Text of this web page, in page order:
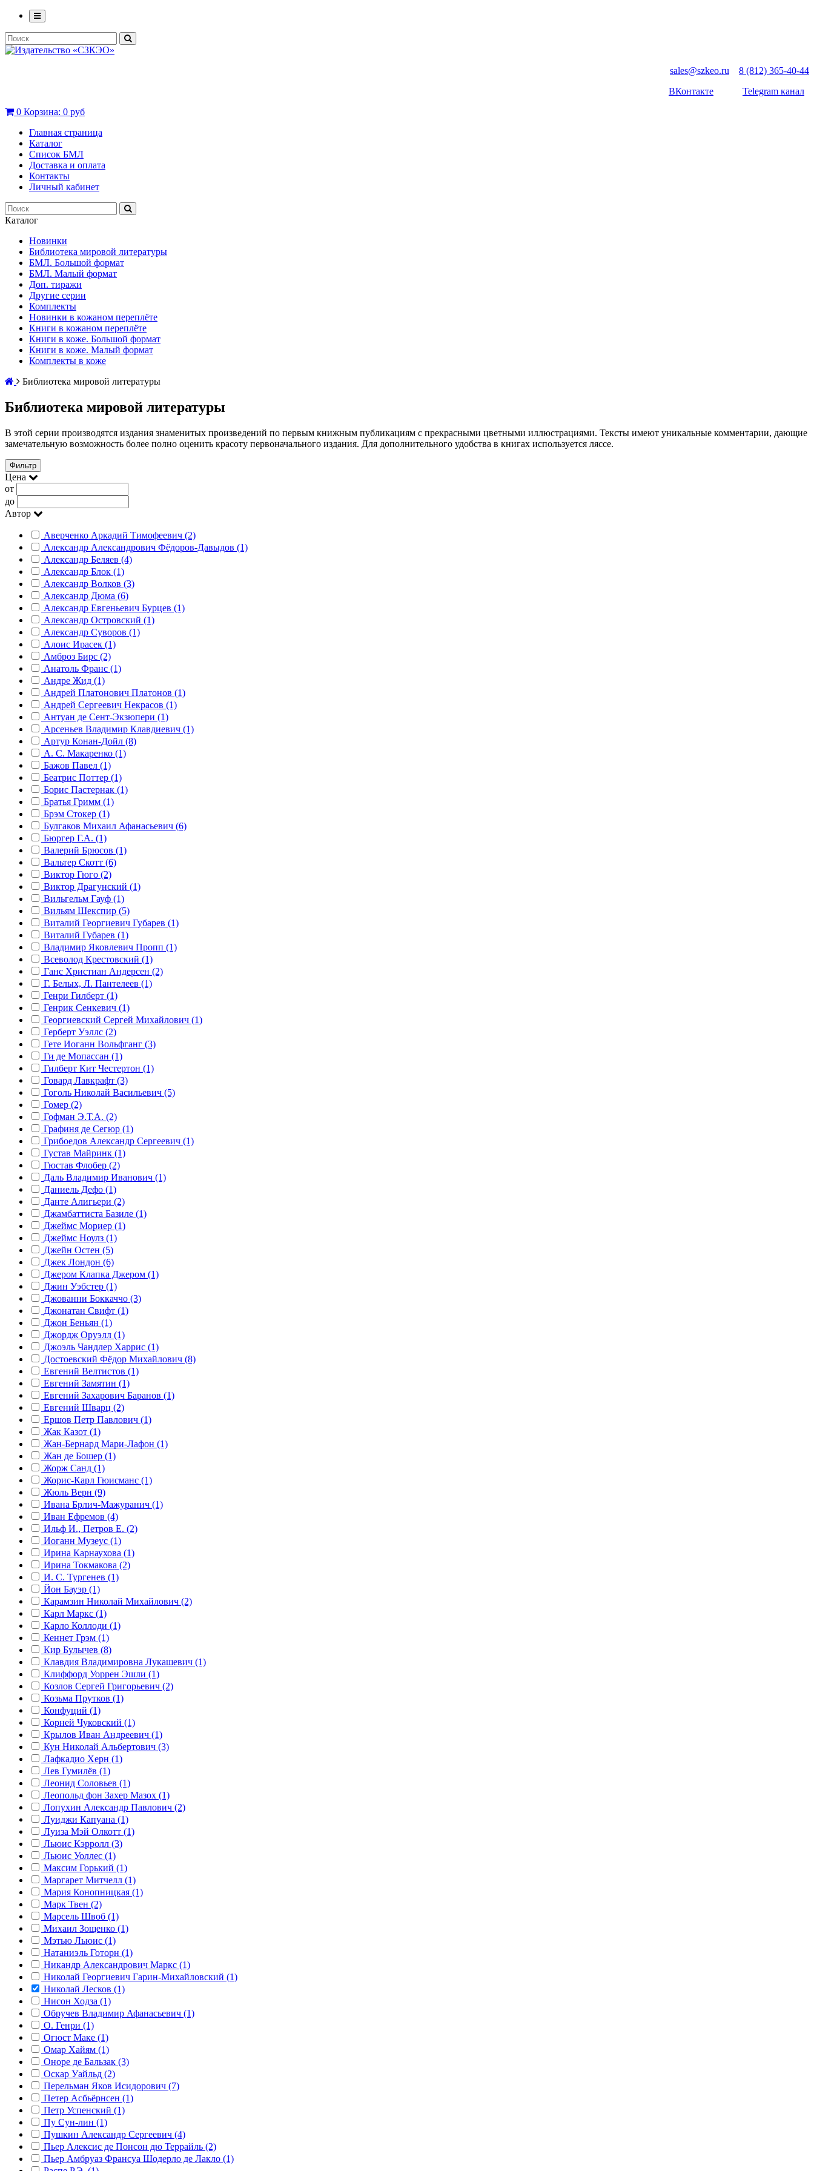
sales@szkeo.ru
8 (812) 365-40-44
ВКонтакте
Telegram канал
0 Корзина: 0 руб
Главная страница
Каталог
Список БМЛ
Доставка и оплата
Контакты
Личный кабинет
Каталог
Новинки
Библиотека мировой литературы
БМЛ. Большой формат
БМЛ. Малый формат
Доп. тиражи
Другие серии
Комплекты
Новинки в кожаном переплёте
Книги в кожаном переплёте
Книги в коже. Большой формат
Книги в коже. Малый формат
Комплекты в коже
Библиотека мировой литературы
Библиотека мировой литературы
В этой серии производятся издания знаменитых произведений по первым книжным публикациям с прекрасными цветными иллюстрациями. Тексты имеют уникальные комментарии, дающие
замечательную возможность более полно оценить красоту первоначального издания. Для дополнительного удобства в книгах используется ляссе.
Фильтр
Цена
от
до
Автор
Аверченко Аркадий Тимофеевич (2)
Александр Александрович Фёдоров-Давыдов (1)
Александр Беляев (4)
Александр Блок (1)
Александр Волков (3)
Александр Дюма (6)
Александр Евгеньевич Бурцев (1)
Александр Островский (1)
Александр Суворов (1)
Алоис Ирасек (1)
Амброз Бирс (2)
Анатоль Франс (1)
Андре Жид (1)
Андрей Платонович Платонов (1)
Андрей Сергеевич Некрасов (1)
Антуан де Сент-Экзюпери (1)
Арсеньев Владимир Клавдиевич (1)
Артур Конан-Дойл (8)
А. С. Макаренко (1)
Бажов Павел (1)
Беатрис Поттер (1)
Борис Пастернак (1)
Братья Гримм (1)
Брэм Стокер (1)
Булгаков Михаил Афанасьевич (6)
Бюргер Г.А. (1)
Валерий Брюсов (1)
Вальтер Скотт (6)
Виктор Гюго (2)
Виктор Драгунский (1)
Вильгельм Гауф (1)
Вильям Шекспир (5)
Виталий Георгиевич Губарев (1)
Виталий Губарев (1)
Владимир Яковлевич Пропп (1)
Всеволод Крестовский (1)
Ганс Христиан Андерсен (2)
Г. Белых, Л. Пантелеев (1)
Генри Гилберт (1)
Генрик Сенкевич (1)
Георгиевский Сергей Михайлович (1)
Герберт Уэллс (2)
Гете Иоганн Вольфганг (3)
Ги де Мопассан (1)
Гилберт Кит Честертон (1)
Говард Лавкрафт (3)
Гоголь Николай Васильевич (5)
Гомер (2)
Гофман Э.Т.А. (2)
Графиня де Сегюр (1)
Грибоедов Александр Сергеевич (1)
Густав Майринк (1)
Гюстав Флобер (2)
Даль Владимир Иванович (1)
Даниель Дефо (1)
Данте Алигьери (2)
Джамбаттиста Базиле (1)
Джеймс Мориер (1)
Джеймс Ноулз (1)
Джейн Остен (5)
Джек Лондон (6)
Джером Клапка Джером (1)
Джин Уэбстер (1)
Джованни Боккаччо (3)
Джонатан Свифт (1)
Джон Беньян (1)
Джордж Оруэлл (1)
Джоэль Чандлер Харрис (1)
Достоевский Фёдор Михайлович (8)
Евгений Велтистов (1)
Евгений Замятин (1)
Евгений Захарович Баранов (1)
Евгений Шварц (2)
Ершов Петр Павлович (1)
Жак Казот (1)
Жан-Бернард Мари-Лафон (1)
Жан де Бошер (1)
Жорж Санд (1)
Жорис-Карл Гюисманс (1)
Жюль Верн (9)
Ивана Брлич-Мажуранич (1)
Иван Ефремов (4)
Ильф И., Петров Е. (2)
Иоганн Музеус (1)
Ирина Карнаухова (1)
Ирина Токмакова (2)
И. С. Тургенев (1)
Йон Бауэр (1)
Карамзин Николай Михайлович (2)
Карл Маркс (1)
Карло Коллоди (1)
Кеннет Грэм (1)
Кир Булычев (8)
Клавдия Владимировна Лукашевич (1)
Клиффорд Уоррен Эшли (1)
Козлов Сергей Григорьевич (2)
Козьма Прутков (1)
Конфуций (1)
Корней Чуковский (1)
Крылов Иван Андреевич (1)
Кун Николай Альбертович (3)
Лафкадио Херн (1)
Лев Гумилёв (1)
Леонид Соловьев (1)
Леопольд фон Захер Мазох (1)
Лопухин Александр Павлович (2)
Луиджи Капуана (1)
Луиза Мэй Олкотт (1)
Льюис Кэрролл (3)
Льюис Уоллес (1)
Максим Горький (1)
Маргарет Митчелл (1)
Мария Конопницкая (1)
Марк Твен (2)
Марсель Швоб (1)
Михаил Зощенко (1)
Мэтью Льюис (1)
Натаниэль Готорн (1)
Никандр Александрович Маркс (1)
Николай Георгиевич Гарин-Михайловский (1)
Николай Лесков (1)
Нисон Ходза (1)
Обручев Владимир Афанасьевич (1)
О. Генри (1)
Огюст Маке (1)
Омар Хайям (1)
Оноре де Бальзак (3)
Оскар Уайльд (2)
Перельман Яков Исидорович (7)
Петер Асбьёрнсен (1)
Петр Успенский (1)
Пу Сун-лин (1)
Пушкин Александр Сергеевич (4)
Пьер Алексис де Понсон дю Террайль (2)
Пьер Амбруаз Франсуа Шодерло де Лакло (1)